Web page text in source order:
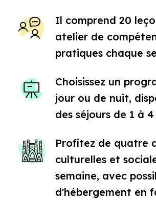
Il comprend 20
atelier de
pratiques chaque
Choisissez un
jour ou de nuit,
des séjours de 1 à
Profitez de quatre
culturelles et
semaine, avec
d'hébergement en